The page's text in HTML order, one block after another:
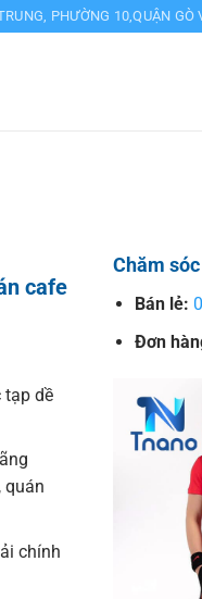
PHƯỜNG 10,QUẬN GÒ
cafe
tạp dề
quán
chính
Chăm
Bán lẻ:
Đơn